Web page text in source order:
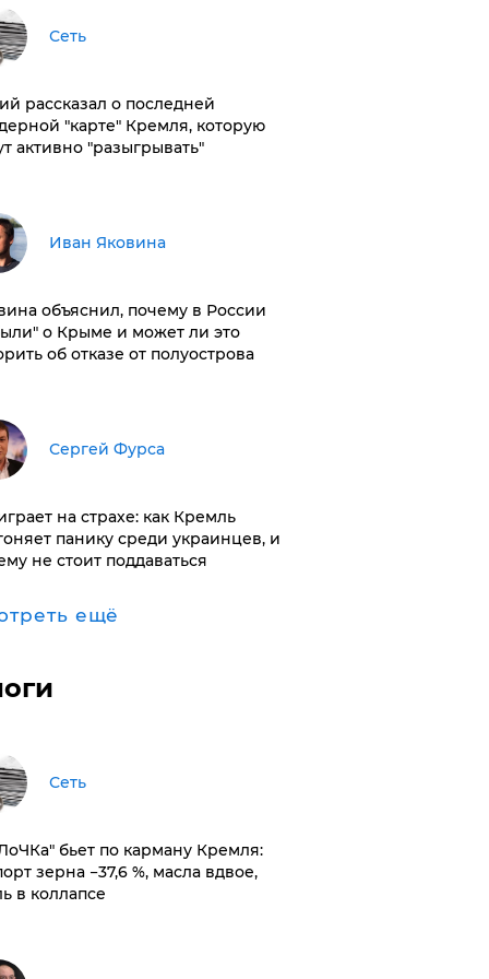
Сеть
рассказал о последней
"карте" Кремля, которую
активно "разыгрывать"
Иван Яковина
объяснил, почему в России
о Крыме и может ли это
об отказе от полуострова
Сергей Фурса
на страхе: как Кремль
панику среди украинцев, и
не стоит поддаваться
ещё
Сеть
бьет по карману Кремля:
зерна −37,6 %, масла вдвое,
в коллапсе